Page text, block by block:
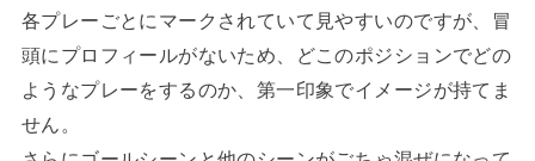
各プレーごとにマークされていて見やすいのですが、冒
頭にプロフィールがないため、どこのポジションでどの
ようなプレーをするのか、第一印象でイメージが持てま
せん。